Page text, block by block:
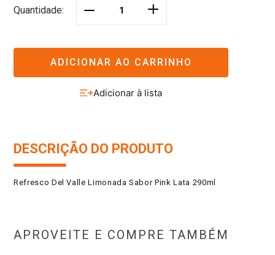
Quantidade ＋
ADICIONAR AO CARRINHO
DESCRIÇÃO DO PRODUTO
Refresco Del Valle Limonada Sabor Pink Lata 290ml
APROVEITE E COMPRE TAMBÉM